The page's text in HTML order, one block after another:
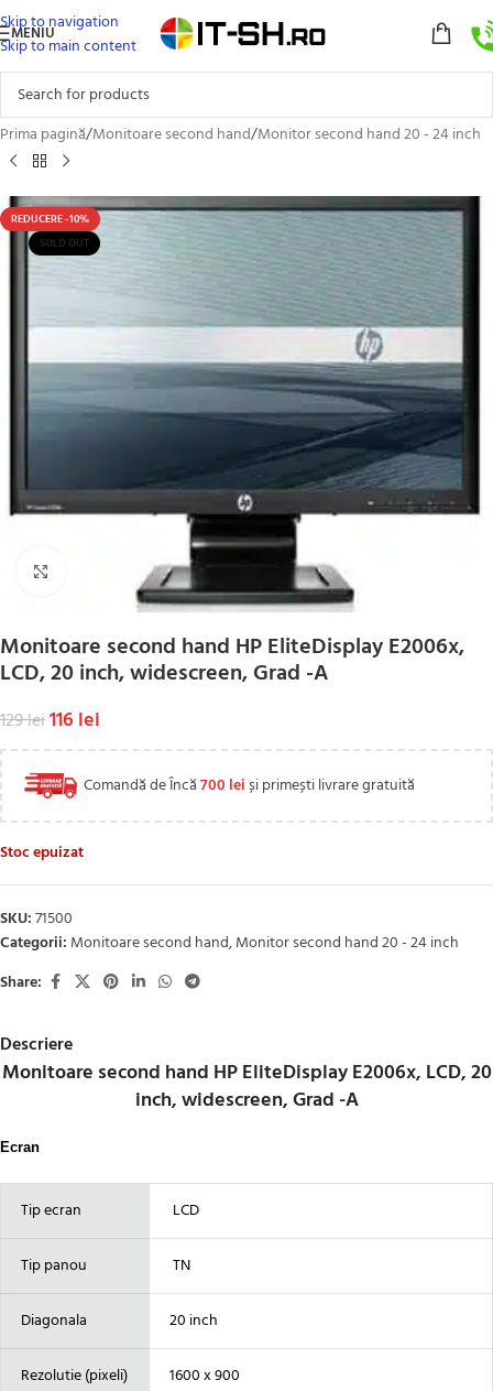
Skip to navigation
Skip to main content
MENIU
Prima pagină/Monitoare second hand/Monitor second hand 20 - 24 inch
REDUCERE -10%
SOLD OUT
Click to enlarge
Monitoare second hand HP EliteDisplay E2006x,
LCD, 20 inch, widescreen, Grad -A
129lei116 lei
Comandă de Încă700 leiși primești livrare gratuită
Stoc epuizat
SKU:71500
Categorii: Monitoare second hand,Monitor second hand 20 - 24 inch
Share:
Descriere
Monitoare second hand HP EliteDisplay E2006x, LCD, 20
inch, widescreen, Grad -A
Ecran
Tip ecran LCD
Tip panou TN
Diagonala 20 inch
Rezolutie (pixeli) 1600 x 900